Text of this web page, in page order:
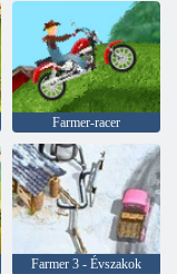
Farmer-racer
Farmer 3 - Évszakok